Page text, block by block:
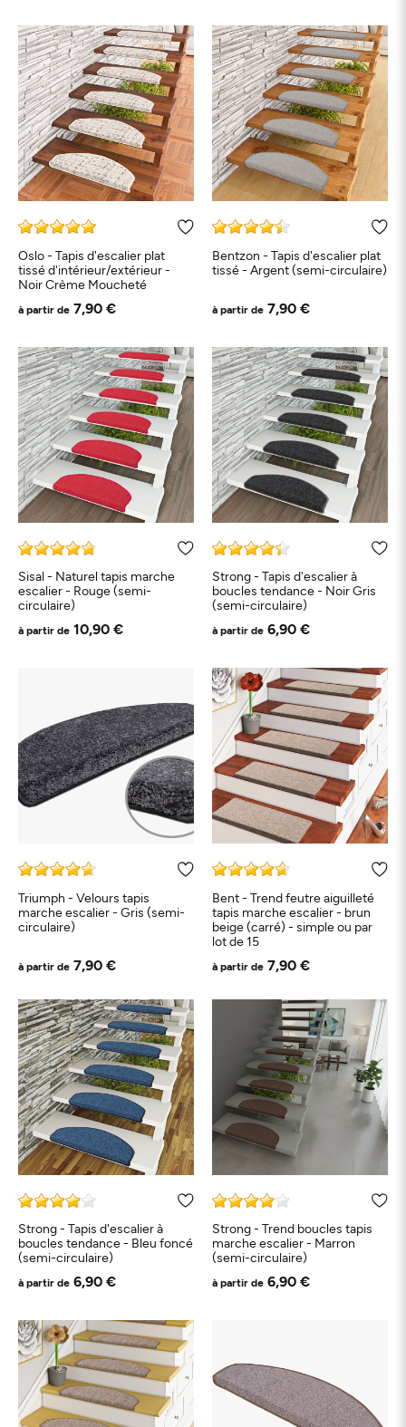
Oslo - Tapis d'escalier plat
tissé d'intérieur/extérieur -
Noir Crème Moucheté
à partir de 7,90 €
Bentzon - Tapis d'escalier plat
tissé - Argent (semi-circulaire)
à partir de 7,90 €
Sisal - Naturel tapis marche
escalier - Rouge (semi-
circulaire)
à partir de 10,90 €
Strong - Tapis d'escalier à
boucles tendance - Noir Gris
(semi-circulaire)
à partir de 6,90 €
Triumph - Velours tapis
marche escalier - Gris (semi-
circulaire)
à partir de 7,90 €
Bent - Trend feutre aiguilleté
tapis marche escalier - brun
beige (carré) - simple ou par
lot de 15
à partir de 7,90 €
Strong - Tapis d'escalier à
boucles tendance - Bleu foncé
(semi-circulaire)
à partir de 6,90 €
Strong - Trend boucles tapis
marche escalier - Marron
(semi-circulaire)
à partir de 6,90 €